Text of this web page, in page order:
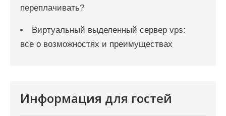
переплачивать?
Виртуальный выделенный сервер vps:
все о возможностях и преимуществах
Информация для гостей